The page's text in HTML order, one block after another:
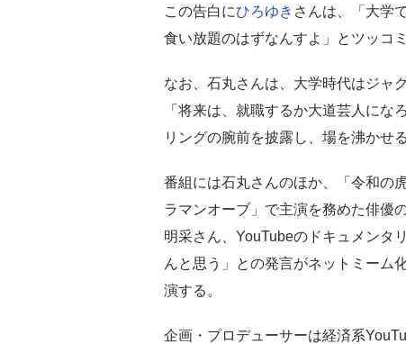
この告白にひろゆき さんは、「大学
食い放題のはずなんすよ」とツッコ
なお、石丸さんは、大学時代はジャ
「将来は、就職するか大道芸人に
リングの腕前を披露し、場を沸かせ
番組には石丸さんのほか、「令和の
ラマンオーブ」で主演を務めた俳優
明采さん、YouTubeのドキュメンタ
んと思う」との発言がネットミーム
演する。
企画・プロデューサーは経済系